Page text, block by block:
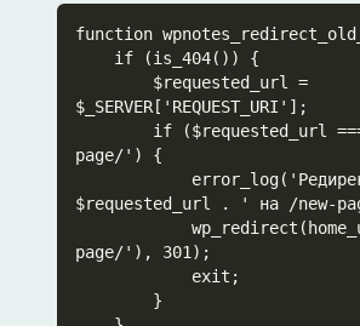
function
$_SERVER['REQUEST_URI'];
page/') {
$requested_url . ' на /new-
page/'), 301);